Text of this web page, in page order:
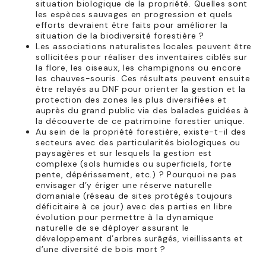
situation biologique de la propriété. Quelles sont
les espèces sauvages en progression et quels
efforts devraient être faits pour améliorer la
situation de la biodiversité forestière ?
Les associations naturalistes locales peuvent être
sollicitées pour réaliser des inventaires ciblés sur
la flore, les oiseaux, les champignons ou encore
les chauves-souris. Ces résultats peuvent ensuite
être relayés au DNF pour orienter la gestion et la
protection des zones les plus diversifiées et
auprès du grand public via des balades guidées à
la découverte de ce patrimoine forestier unique.
Au sein de la propriété forestière, existe-t-il des
secteurs avec des particularités biologiques ou
paysagères et sur lesquels la gestion est
complexe (sols humides ou superficiels, forte
pente, dépérissement, etc.) ? Pourquoi ne pas
envisager d’y ériger une réserve naturelle
domaniale (réseau de sites protégés toujours
déficitaire à ce jour) avec des parties en libre
évolution pour permettre à la dynamique
naturelle de se déployer assurant le
développement d’arbres surâgés, vieillissants et
d’une diversité de bois mort ?